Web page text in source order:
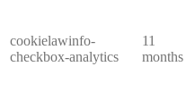
cookielawinfo-
checkbox-analytics
11
months